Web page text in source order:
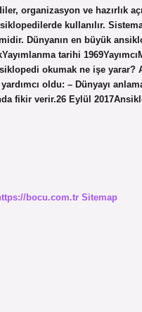
organizasyon ve hazırlık
kullanılır.
Dünyanın en büyük
tarihi
okumak ne işe
oldu: – Dünyayı
fikir verir.26 Eylül
bocu.com.tr Sitemap